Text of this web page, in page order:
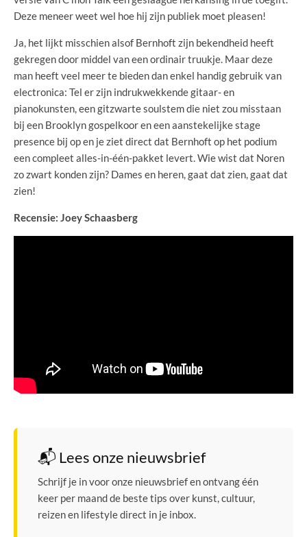
Deze meneer weet wel hoe hij zijn publiek moet pleasen!
Ja, het lijkt misschien alsof Bernhoft zijn bekendheid heeft
gekregen door middel van een ordinair truukje. Maar deze
man heeft veel meer te bieden dan enkel handig gebruik van
electronica: Tel er zijn indrukwekkende gitaar- en
pianokunsten, een gitzwarte soulstem die niet zou misstaan
bij een Brooklyn gospelkoor en een aanstekelijke stage
presence bij op en je ziet direct dat Bernhoft op het podium
een compleet alles-in-één-pakket levert. Wie wist dat Noren
zo zwart konden zijn? Dames en heren, gaat dat zien, gaat dat
zien!
Recensie: Joey Schaasberg
📬 Lees onze nieuwsbrief
Schrijf je in voor onze nieuwsbrief en ontvang één
keer per maand de beste tips over kunst, cultuur,
reizen en lifestyle direct in je inbox.